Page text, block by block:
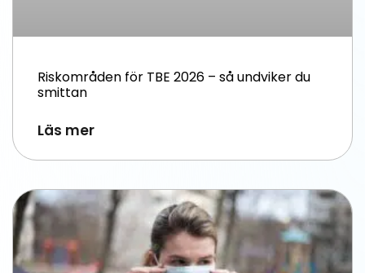
Riskområden för TBE 2026 – så undviker du
smittan
Läs mer